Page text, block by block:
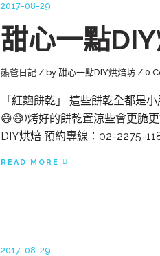
2017-08-29
甜心一點DIY
熊爸日記 by 甜心一點DIY烘焙坊 0
「紅麴餅乾」 這些餅乾全都是
😅😅)烤好的餅乾置涼些會更脆
DIY烘焙 預約專線：02-2275-
READ MORE
2017-08-29